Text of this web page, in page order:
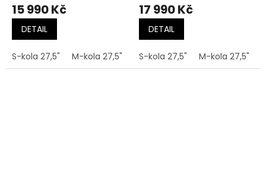
15 990 Kč
DETAIL
S-kola 27,5" M-kola 27,5"
17 990 Kč
DETAIL
S-kola 27,5" M-kola 27,5"